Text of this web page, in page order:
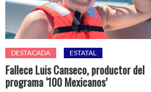
DESTACADA ESTATAL
Fallece Luis Canseco, productor del
programa ‘100 Mexicanos’